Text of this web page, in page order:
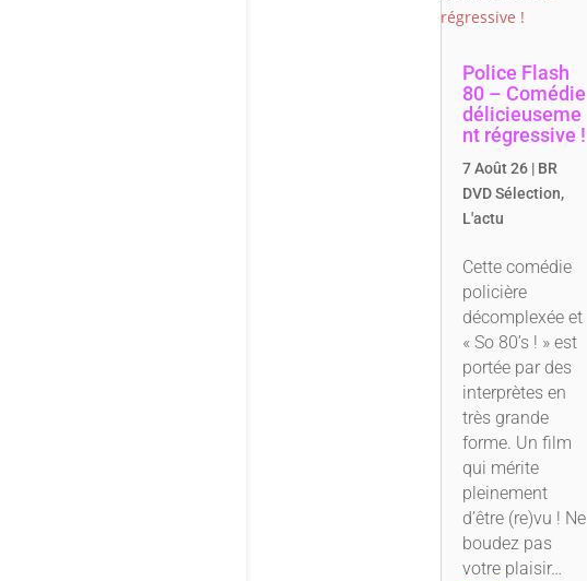
Police Flash
80 – Comédie
délicieuseme
nt régressive !
7 Août 26| BR
DVD Sélection,
L'actu
Cette comédie
policière
décomplexée et
« So 80’s ! » est
portée par des
interprètes en
très grande
forme. Un film
qui mérite
pleinement
d’être (re)vu ! Ne
boudez pas
votre plaisir…